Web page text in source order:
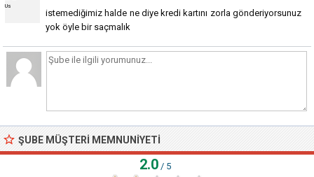
istemediğimiz halde ne diye kredi kartını zorla gönderiyorsunuz
yok öyle bir saçmalık
ŞUBE MÜŞTERI MEMNUNIYETI
2.0 / 5